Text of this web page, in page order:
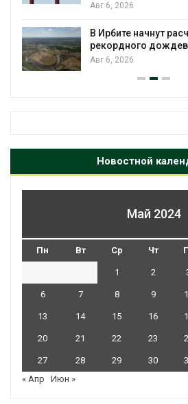
Авг 6, 2026
В Ирбите начнут
рекордного
Авг 6, 2026
Новостной
Май 2024
Пн Вт Ср Чт
1 2
6 7 8 9
13 14 15 16
20 21 22 23
27 28 29 30
« Апр
Июн »